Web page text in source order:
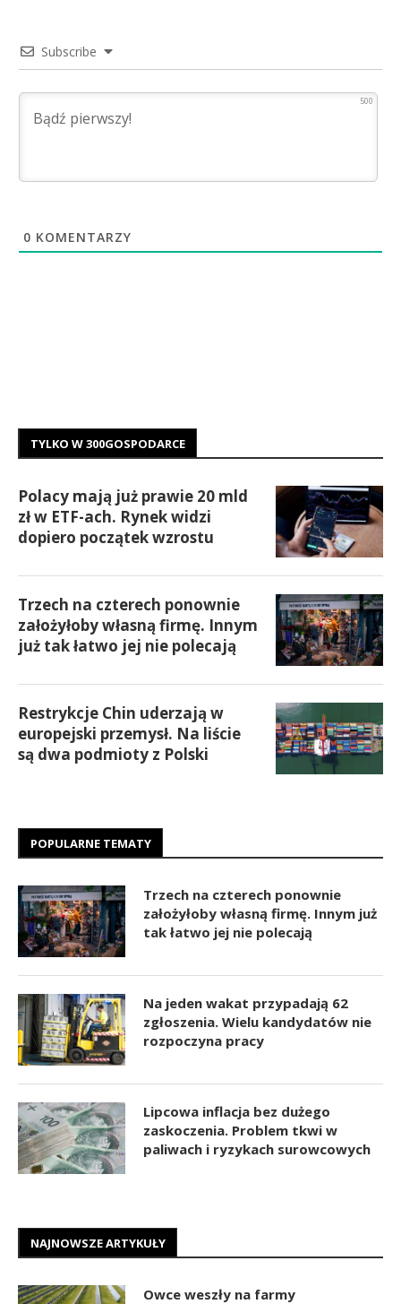
Subscribe
500
0 KOMENTARZY
TYLKO W 300GOSPODARCE
Polacy mają już prawie 20 mld
zł w ETF-ach. Rynek widzi
dopiero początek wzrostu
Trzech na czterech ponownie
założyłoby własną firmę. Innym
już tak łatwo jej nie polecają
Restrykcje Chin uderzają w
europejski przemysł. Na liście
są dwa podmioty z Polski
POPULARNE TEMATY
Trzech na czterech ponownie
założyłoby własną firmę. Innym już
tak łatwo jej nie polecają
Na jeden wakat przypadają 62
zgłoszenia. Wielu kandydatów nie
rozpoczyna pracy
Lipcowa inflacja bez dużego
zaskoczenia. Problem tkwi w
paliwach i ryzykach surowcowych
NAJNOWSZE ARTYKUŁY
Owce weszły na farmy